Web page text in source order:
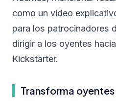
como un video
para los patrocinadores
dirigir a los oyentes
Kickstarter.
Transforma